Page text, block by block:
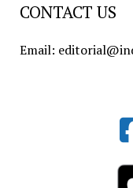
CONTACT US
Email: